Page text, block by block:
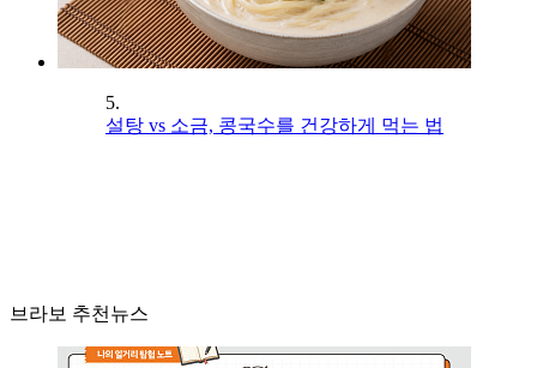
5.
설탕 vs 소금, 콩국수를 건강하게 먹는 법
브라보 추천뉴스